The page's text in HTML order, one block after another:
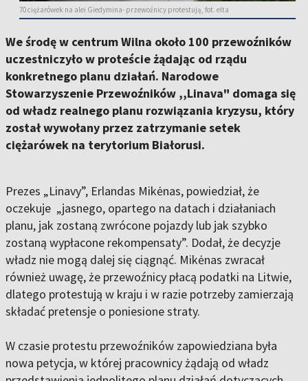
70 ciężarówek na alei Giedymina- przewoźnicy protestują, fot. elta
We środę w centrum Wilna około 100 przewoźników
uczestniczyło w proteście żądając od rządu
konkretnego planu działań. Narodowe
Stowarzyszenie Przewoźników ,,Linava" domaga się
od władz realnego planu rozwiązania kryzysu, który
został wywołany przez zatrzymanie setek
ciężarówek na terytorium Białorusi.
Prezes „Linavy”, Erlandas Mikėnas, powiedział, że
oczekuje „jasnego, opartego na datach i działaniach
planu, jak zostaną zwrócone pojazdy lub jak szybko
zostaną wypłacone rekompensaty”. Dodał, że decyzje
władz nie mogą dalej się ciągnąć. Mikėnas zwracał
również uwagę, że przewoźnicy płacą podatki na Litwie,
dlatego protestują w kraju i w razie potrzeby zamierzają
składać pretensje o poniesione straty.
W czasie protestu przewoźników zapowiedziana była
nowa petycja, w której pracownicy żądają od władz